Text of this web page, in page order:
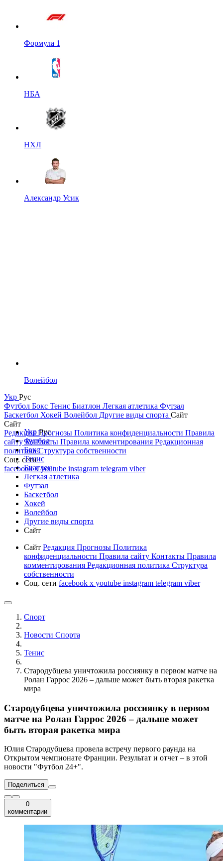
Формула 1
НБА
НХЛ
Александр Усик
Волейбол
Укр Рус
Футбол Бокс Тенис Биатлон Легкая атлетика Футзал
Баскетбол Хокей Волейбол Другие виды спорта Сайт
Сайт
РедакцияПрогнозы Политика конфиденциальности Правила
сайтуКонтакты Правила комментирования Редакционная
политикаСтруктура собственности
Соц. сети
facebookxyoutube instagram telegram viber
УкрРус
Футбол
Бокс
Тенис
Биатлон
Легкая атлетика
Футзал
Баскетбол
Хокей
Волейбол
Другие виды спорта
Сайт
Сайт Редакция Прогнозы Политика
конфиденциальности Правила сайту Контакты Правила
комментирования Редакционная политика Структура
собственности
Соц. сети facebook x youtube instagram telegram viber
Спорт
Новости Cпорта
Тенис
Стародубцева уничтожила россиянку в первом матче на
Ролан Гаррос 2026 – дальше может быть вторая ракетка
мира
Стародубцева уничтожила россиянку в первом
матче на Ролан Гаррос 2026 – дальше может
быть вторая ракетка мира
Юлия Стародубцева провела встречу первого раунда на
Открытом чемпионате Франции. Результат и отчет – в этой
новости "Футбол 24+".
Поделиться
0
комментарии